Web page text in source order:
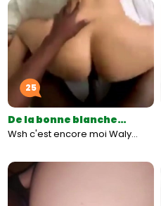
25
De la bonne blanche…
Wsh c'est encore moi Waly…